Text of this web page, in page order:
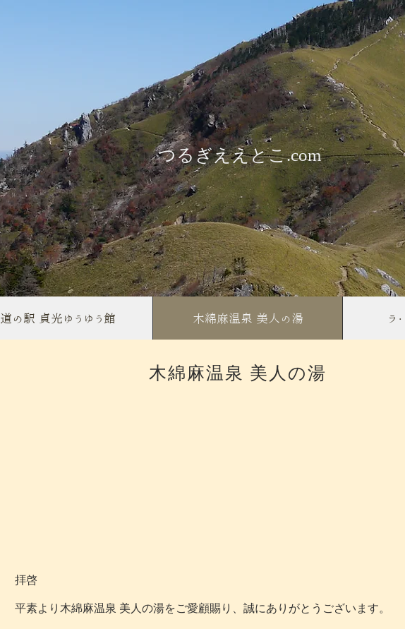
​つるぎええとこ.com
道の駅 貞光ゆうゆう館 木綿麻温泉 美人の湯 ラ
​木綿麻温泉 美人の湯
拝啓
平素より木綿麻温泉 美人の湯をご愛顧賜り、誠にありがとうございます。